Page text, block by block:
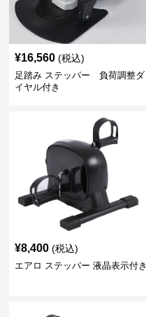
¥16,560 (税込)
足踏み ステッパー 負荷調整ダ
イヤル付き
¥8,400 (税込)
エアロ ステッパー 液晶表示付き